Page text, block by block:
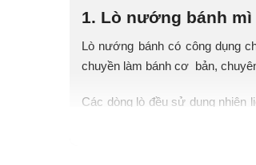
1. Lò nướng bánh mì
Lò nướng bánh có công dụng
chuyền làm bánh cơ bản,
Các dòng lò đều sử dụng nhiên